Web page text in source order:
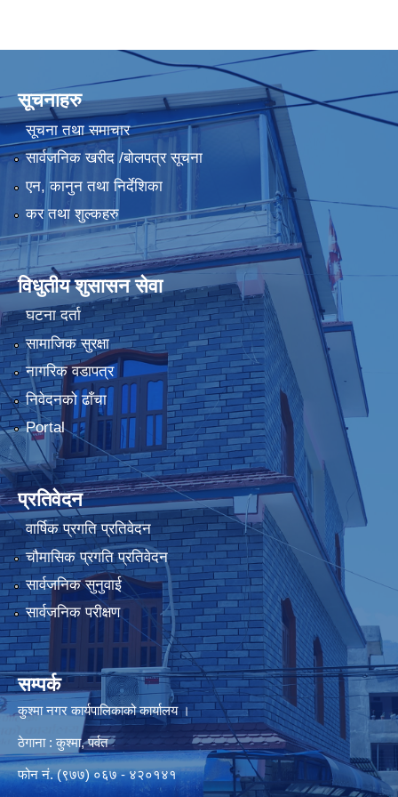
सूचनाहरु
सूचना तथा समाचार
सार्वजनिक खरीद /बोलपत्र सूचना
एन, कानुन तथा निर्देशिका
कर तथा शुल्कहरु
विधुतीय शुसासन सेवा
घटना दर्ता
सामाजिक सुरक्षा
नागरिक वडापत्र
निवेदनको ढाँचा
Portal
प्रतिवेदन
वार्षिक प्रगति प्रतिवेदन
चौमासिक प्रगति प्रतिवेदन
सार्वजनिक सुनुवाई
सार्वजनिक परीक्षण
सम्पर्क
कुश्मा नगर कार्यपालिकाको कार्यालय ।
ठेगाना : कुश्मा, पर्वत
फोन नं. (९७७) ०६७ - ४२०१४१